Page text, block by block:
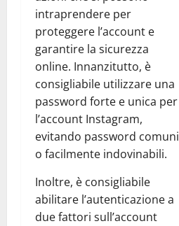
intraprendere per
proteggere l’account e
garantire la sicurezza
online. Innanzitutto, è
consigliabile utilizzare una
password forte e unica per
l’account Instagram,
evitando password comuni
o facilmente indovinabili.
Inoltre, è consigliabile
abilitare l’autenticazione a
due fattori sull’account